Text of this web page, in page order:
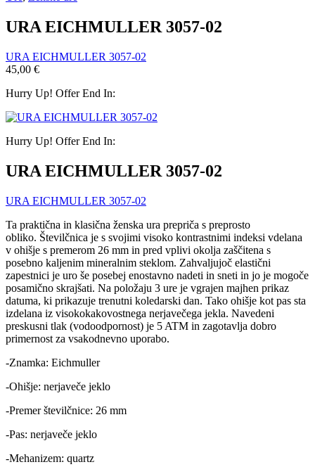
URA EICHMULLER 3057-02
URA EICHMULLER 3057-02
45,00 €
Hurry Up! Offer End In:
Hurry Up! Offer End In:
URA EICHMULLER 3057-02
URA EICHMULLER 3057-02
Ta praktična in klasična ženska ura prepriča s preprosto
obliko. Številčnica je s svojimi visoko kontrastnimi indeksi vdelana
v ohišje s premerom 26 mm in pred vplivi okolja zaščitena s
posebno kaljenim mineralnim steklom. Zahvaljujoč elastični
zapestnici je uro še posebej enostavno nadeti in sneti in jo je mogoče
posamično skrajšati. Na položaju 3 ure je vgrajen majhen prikaz
datuma, ki prikazuje trenutni koledarski dan. Tako ohišje kot pas sta
izdelana iz visokokakovostnega nerjavečega jekla. Navedeni
preskusni tlak (vodoodpornost) je 5 ATM in zagotavlja dobro
primernost za vsakodnevno uporabo.
-Znamka: Eichmuller
-Ohišje: nerjaveče jeklo
-Premer številčnice: 26 mm
-Pas: nerjaveče jeklo
-Mehanizem: quartz